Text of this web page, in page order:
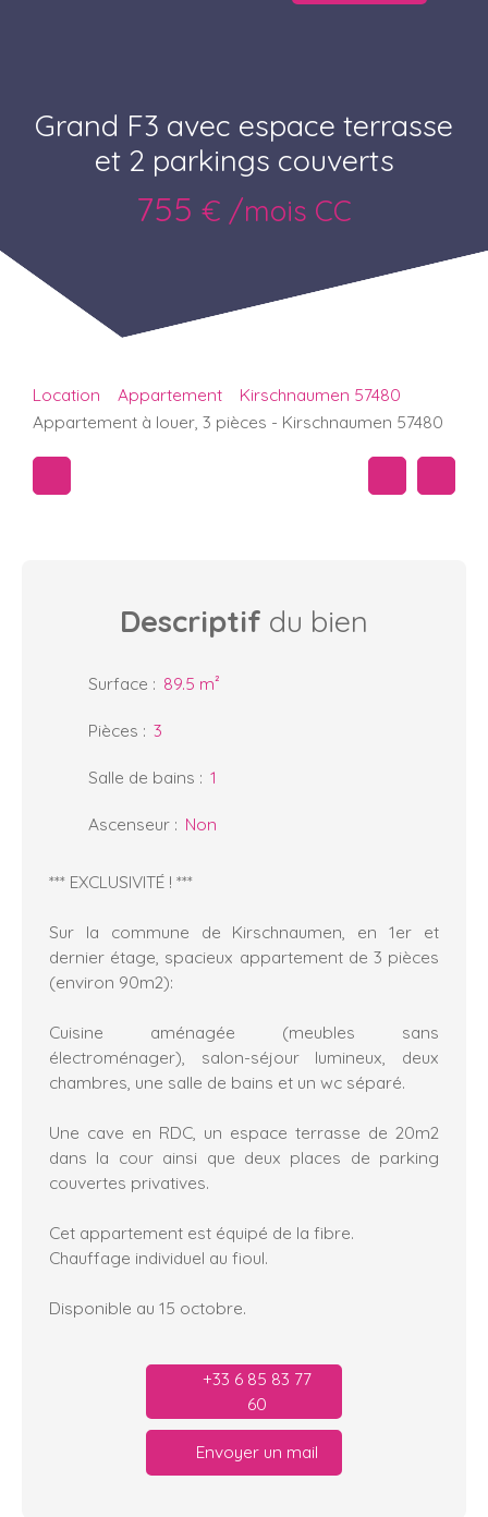
Grand F3 avec espace terrasse
et 2 parkings couverts
755 € /mois CC
Location Appartement
Kirschnaumen 57480
Appartement à louer, 3 pièces - Kirschnaumen 57480
Descriptif du bien
Surface : 89.5 m²
Pièces : 3
Salle de bains : 1
Ascenseur : Non
*** EXCLUSIVITÉ ! ***
Sur la commune de Kirschnaumen, en 1er et
dernier étage, spacieux appartement de 3 pièces
(environ 90m2):
Cuisine aménagée (meubles sans
électroménager), salon-séjour lumineux, deux
chambres, une salle de bains et un wc séparé.
Une cave en RDC, un espace terrasse de 20m2
dans la cour ainsi que deux places de parking
couvertes privatives.
Cet appartement est équipé de la fibre.
Chauffage individuel au fioul.
Disponible au 15 octobre.
+33 6 85 83 77
60
Envoyer un mail